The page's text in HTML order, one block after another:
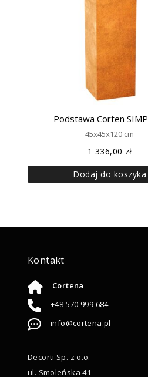
Podstawa Corten
45x45x120 cm
1 336,00 zł
Dodaj do koszyka
Kontakt
Cortena
+48 570 999 684
info@cortena.pl
Decorti Sp. z o.o.
ul. Smoleńska 41